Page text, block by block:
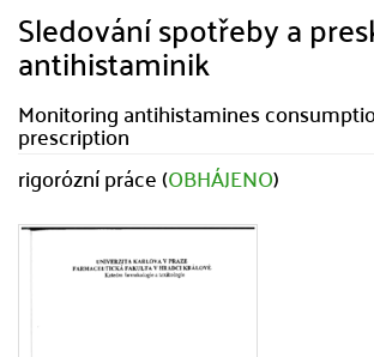
Sledování spotřeby a
antihistaminik
Monitoring antihistamines
prescription
rigorózní práce (OBHÁJENO)